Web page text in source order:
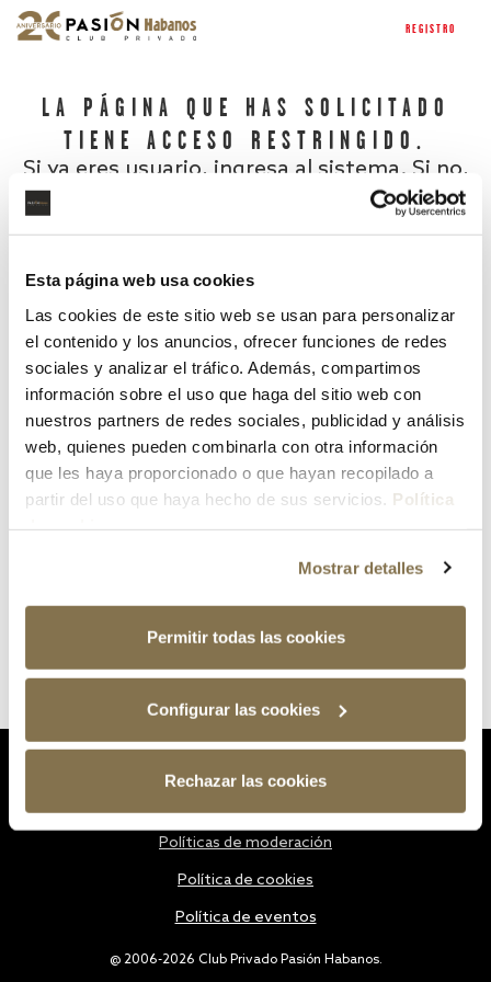
Esta página web usa cookies
Las cookies de este sitio web se usan para personalizar
el contenido y los anuncios, ofrecer funciones de redes
sociales y analizar el tráfico. Además, compartimos
información sobre el uso que haga del sitio web con
nuestros partners de redes sociales, publicidad y análisis
web, quienes pueden combinarla con otra información
que les haya proporcionado o que hayan recopilado a
partir del uso que haya hecho de sus servicios. Política
Mostrar detalles
Permitir todas las cookies
Configurar las cookies
Rechazar las cookies
REGISTRO
LA PÁGINA QUE HAS SOLICITADO
TIENE ACCESO RESTRINGIDO.
Si ya eres usuario, ingresa al sistema. Si no,
¿Has olvidado tu contraseña?
@ 2006-2026 Club Privado Pasión Habanos.
Políticas de moderación
Política de cookies
Política de eventos